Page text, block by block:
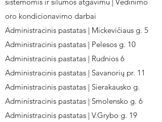
oro kondicionavimo darbai
Administracinis pastatas | Mickevičiaus g. 5
Administracinis pastatas | Pelesos g. 10
Administracinis pastatas | Rudnios 6
Administracinis pastatas | Savanorių pr. 11
Administracinis pastatas | Sierakausko g.
Administracinis pastatas | Smolensko g. 6
Administracinis pastatas | V.Grybo g. 19